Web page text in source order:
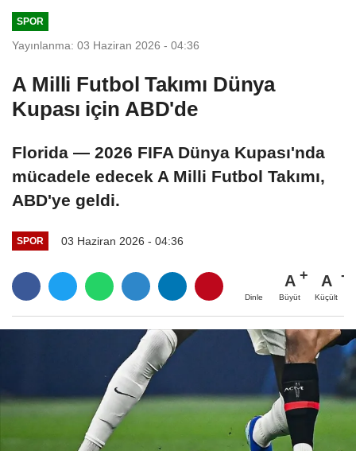
SPOR
Yayınlanma: 03 Haziran 2026 - 04:36
A Milli Futbol Takımı Dünya
Kupası için ABD'de
Florida — 2026 FIFA Dünya Kupası'nda
mücadele edecek A Milli Futbol Takımı,
ABD'ye geldi.
SPOR 03 Haziran 2026 - 04:36
Dinle
A
Büyüt
A
Küçült